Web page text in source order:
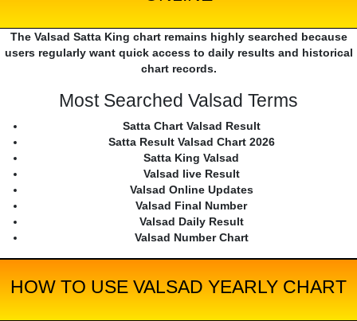
The Valsad Satta King chart remains highly searched because
users regularly want quick access to daily results and historical
chart records.
Most Searched Valsad Terms
Satta Chart Valsad Result
Satta Result Valsad Chart 2026
Satta King Valsad
Valsad live Result
Valsad Online Updates
Valsad Final Number
Valsad Daily Result
Valsad Number Chart
HOW TO USE VALSAD YEARLY CHART